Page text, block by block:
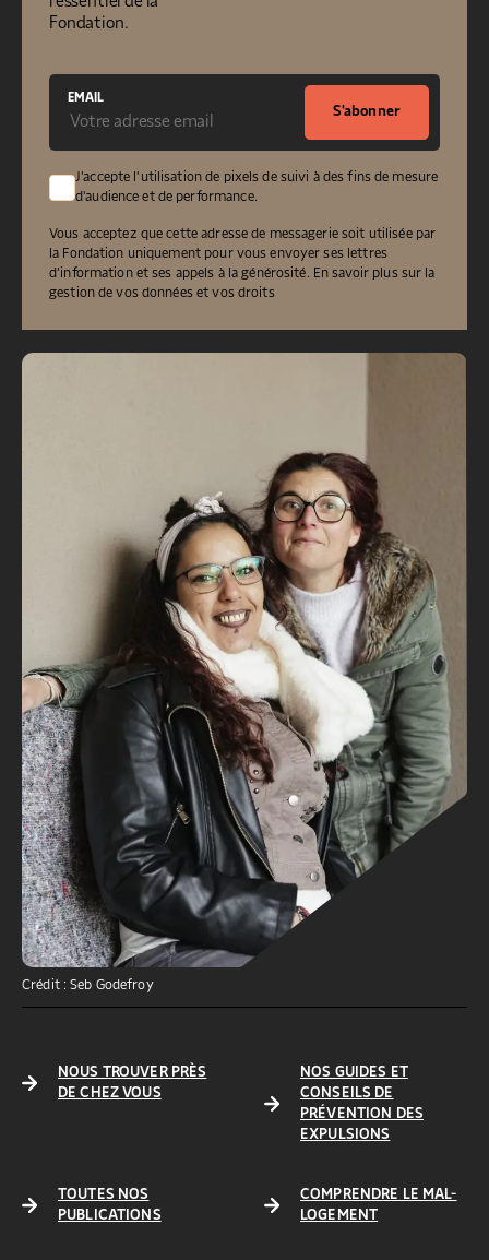
Fondation.
EMAIL
S'abonner
J'accepte l'utilisation de pixels de suivi à des fins de mesure
d'audience et de performance.
Vous acceptez que cette adresse de messagerie soit utilisée par
la Fondation uniquement pour vous envoyer ses lettres
d’information et ses appels à la générosité. En savoir plus sur la
gestion de vos données et vos droits
Crédit : Seb Godefroy
NOUS TROUVER PRÈS
DE CHEZ VOUS
NOS GUIDES ET
CONSEILS DE
PRÉVENTION DES
EXPULSIONS
TOUTES NOS
PUBLICATIONS
COMPRENDRE LE MAL-
LOGEMENT